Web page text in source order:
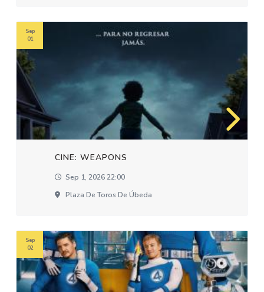
CINE: WEAPONS
Sep 1, 2026 22:00
Plaza De Toros De Úbeda
Sep
01
Sep
02